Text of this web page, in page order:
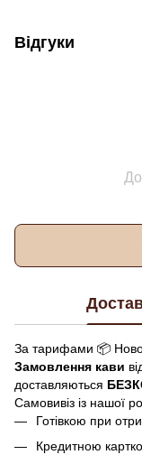
Відгуки
За тарифами 📦
Замовлення кави
доставляються
Самовивіз із нашої
Готівкою при
Кредитною